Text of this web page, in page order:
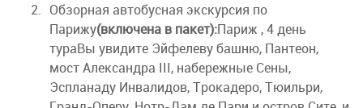
Обзорная автобусная экскурсия по
Парижу(включена в пакет):Париж , 4 день
тураВы увидите Эйфелеву башню, Пантеон,
мост Александра III, набережные Сены,
Эспланаду Инвалидов, Трокадеро, Тюильри,